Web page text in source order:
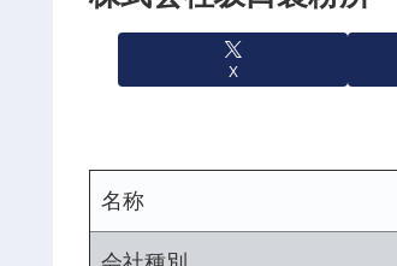
X
名称